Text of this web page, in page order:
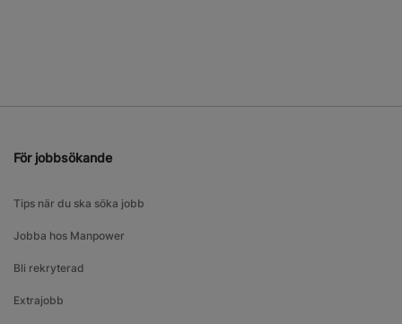
För jobbsökande
Tips när du ska söka jobb
Jobba hos Manpower
Bli rekryterad
Extrajobb